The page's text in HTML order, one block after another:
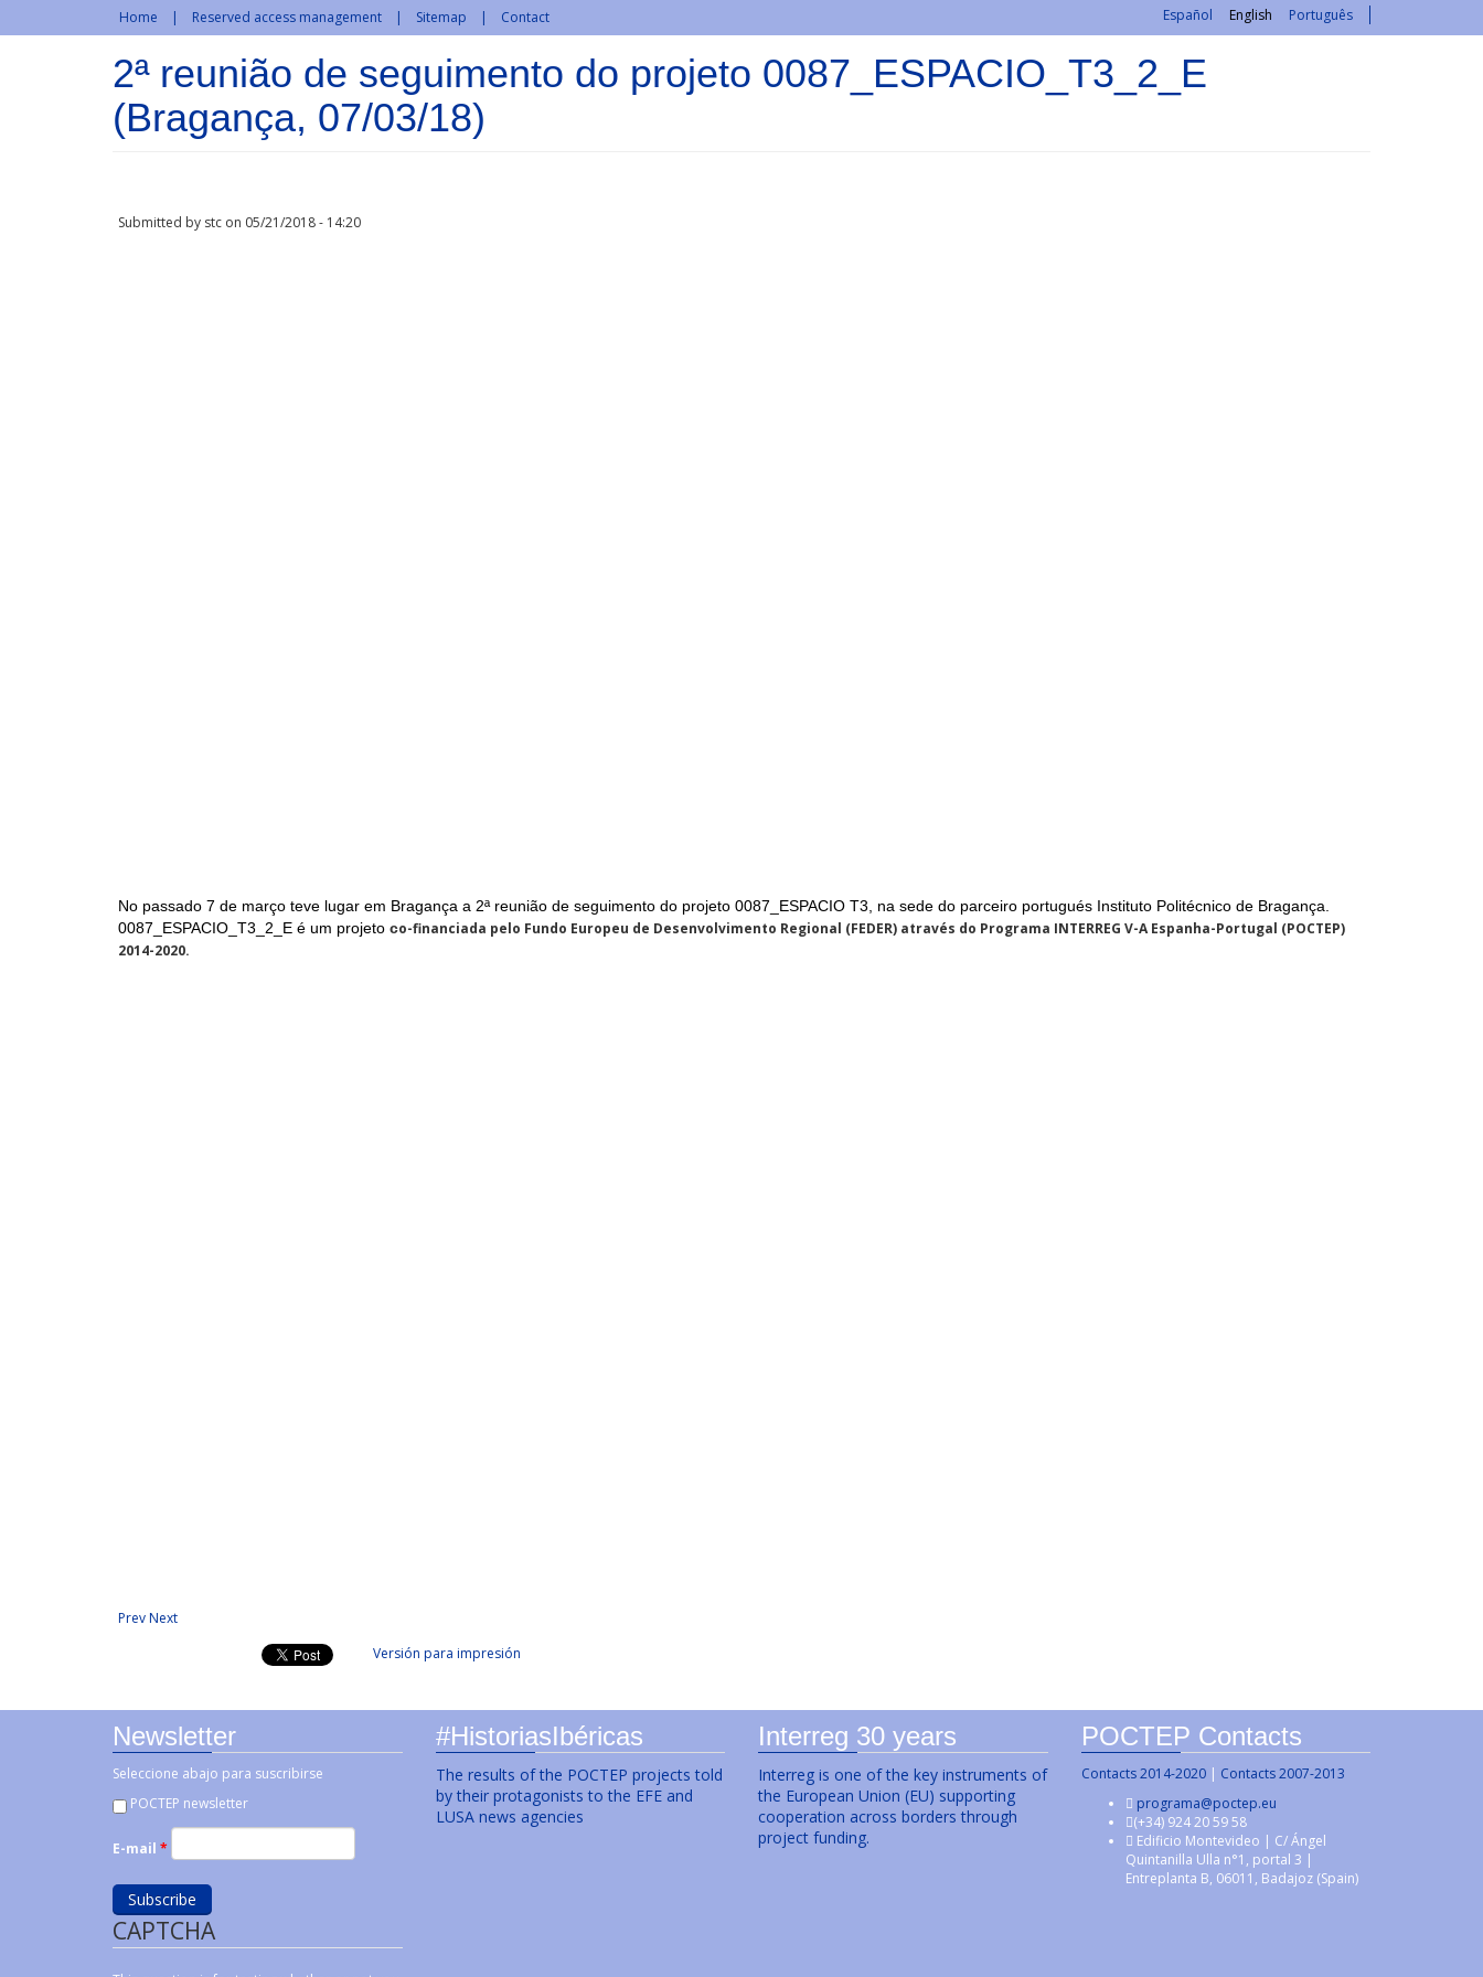
Skip to main contentHome Reserved access management Sitemap Contact Español English Português
2ª reunião de seguimento do projeto 0087_ESPACIO_T3_2_E
(Bragança, 07/03/18)
Submitted by stc on 05/21/2018 - 14:20
No passado 7 de março teve lugar em Bragança a 2ª reunião de seguimento do projeto 0087_ESPACIO T3, na sede do parceiro portugués Instituto Politécnico de Bragança.
0087_ESPACIO_T3_2_E é um projeto co-financiada pelo Fundo Europeu de Desenvolvimento Regional (FEDER) através do Programa INTERREG V-A Espanha-Portugal (POCTEP)
2014-2020.
PrevNext
Versión para impresión
Newsletter
Seleccione abajo para suscribirse
POCTEP newsletter
E-mail *
CAPTCHA
#HistoriasIbéricas
The results of the POCTEP projects told
by their protagonists to the EFE and
LUSA news agencies
Interreg 30 years
Interreg is one of the key instruments of
the European Union (EU) supporting
cooperation across borders through
project funding.
POCTEP Contacts
Contacts 2014-2020| Contacts 2007-2013
programa@poctep.eu
(+34) 924 20 59 58
Edificio Montevideo | C/ Ángel
Quintanilla Ulla n°1, portal 3 |
Entreplanta B, 06011, Badajoz (Spain)